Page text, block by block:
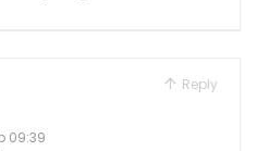
Reply
09:39